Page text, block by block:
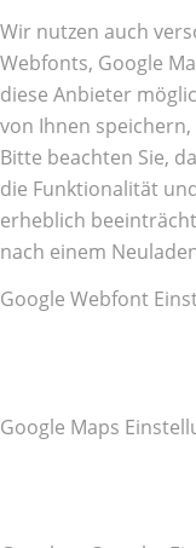
Wir nutzen auch
Webfonts, Google
diese Anbieter
von Ihnen
Bitte beachten Sie,
die Funktionalität
erheblich
nach einem
Google Webfont
Google Maps